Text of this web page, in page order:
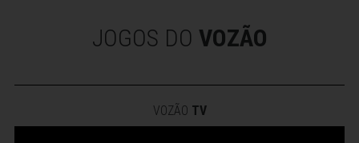
JOGOS DO VOZÃO
VOZÃO TV